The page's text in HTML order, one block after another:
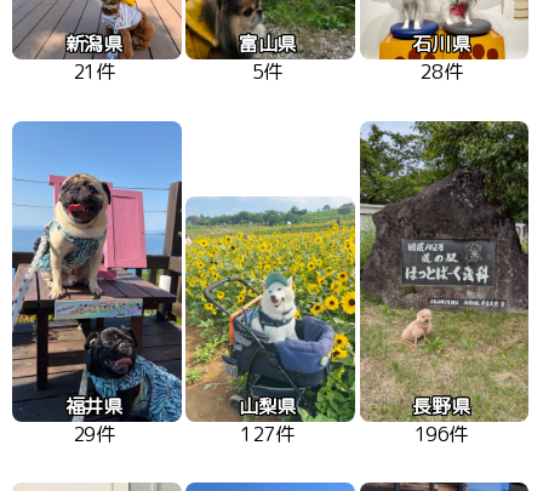
新潟県
21件
富山県
5件
石川県
28件
福井県
29件
山梨県
127件
長野県
196件